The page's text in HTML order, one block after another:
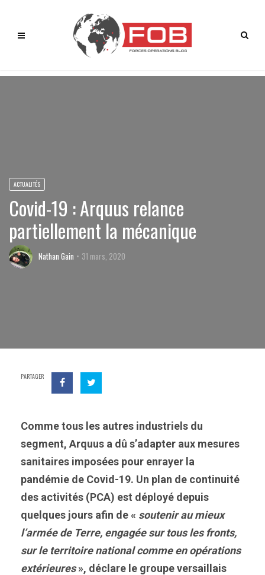
ACTUALITÉS
Covid-19 : Arquus relance
partiellement la mécanique
Nathan Gain 31 mars, 2020
PARTAGER
Comme tous les autres industriels du
segment, Arquus a dû s’adapter aux mesures
sanitaires imposées pour enrayer la
pandémie de Covid-19. Un plan de continuité
des activités (PCA) est déployé depuis
quelques jours afin de « soutenir au mieux
l’armée de Terre, engagée sur tous les fronts,
sur le territoire national comme en opérations
extérieures», déclare le groupe versaillais